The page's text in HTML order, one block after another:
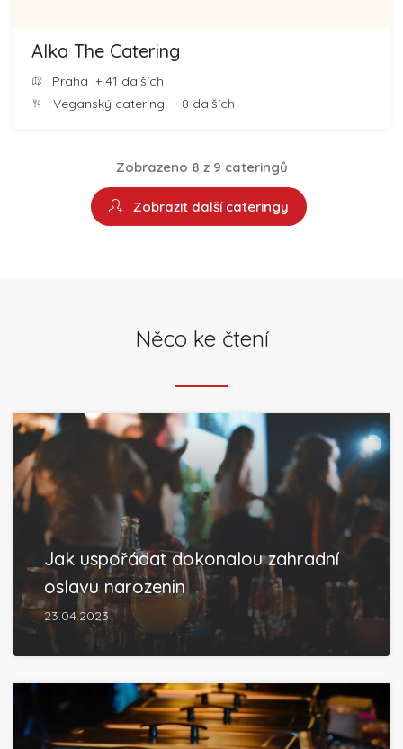
Alka The Catering
Praha + 41 dalších
Veganský catering + 8 dalších
Zobrazeno 8 z 9 cateringů
Zobrazit další cateringy
Něco ke čtení
Jak uspořádat dokonalou zahradní
oslavu narozenin
23.04.2023